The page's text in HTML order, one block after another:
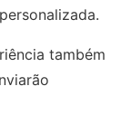
também